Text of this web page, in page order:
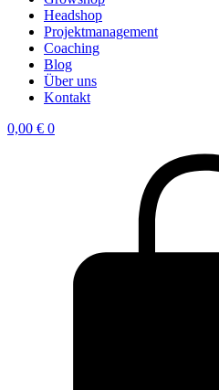
Headshop
Projektmanagement
Coaching
Blog
Über uns
Kontakt
0,00 € 0